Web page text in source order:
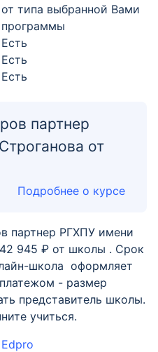
от типа выбранной Вами
программы
Есть
Есть
Есть
партнер
от
Подробнее о курсе
партнер РГХПУ имени
945 ₽ от школы . Срок
школа оформляет
- размер
представитель школы.
учиться.
Edpro